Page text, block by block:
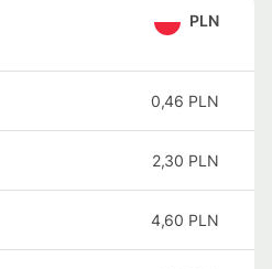
PLN
0,46 PLN
2,30 PLN
4,60 PLN